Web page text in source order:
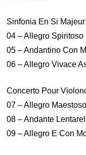
Sinfonia En Si
04 – Allegro Spiritoso
05 – Andantino Con
06 – Allegro Vivace
Concerto Pour
07 – Allegro Maestoso
08 – Andante
09 – Allegro E Con